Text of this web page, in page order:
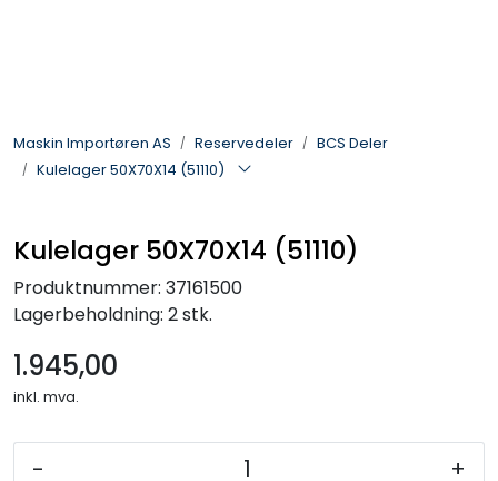
Maskin Importøren AS Reservedeler
BCS Deler
Kulelager 50X70X14 (51110)
Kulelager 50X70X14 (51110)
Produktnummer: 37161500
Lagerbeholdning: 2 stk.
1.945,00
inkl. mva.
- +
Sprøyter
Hageredskaper
ATV & Plentraktorutstyr